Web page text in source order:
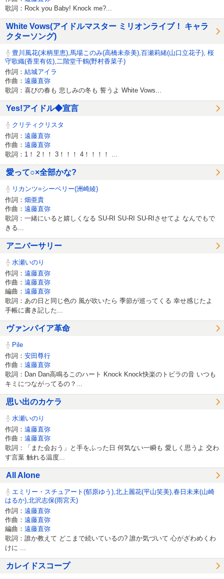
歌詞：Rock you Baby! Knock me?...
White Vows(アイドルマスター ミリオンライブ！ キャラ
クターソング)
豊川風花(末柄里恵),馬場このみ(高橋未奈美),百瀬莉緒(山口立花子), 桜
守歌織(香里有佐),二階堂千鶴(野村香菜子)
作詞： 結城アイラ
作曲： 遠藤直弥
歌詞：喜びの春も 悲しみの冬も 誓うよ White Vows...
Yes!アイドル◆宣言
クリティクリスタ
作詞： 遠藤直弥
作曲： 遠藤直弥
歌詞：1！ 2！！ 3！！！ 4！！！！ ...
愛って○×全部かな?
リカンツ=シーベリー(洲崎綾)
作詞： 畑亜貴
作曲： 遠藤直弥
歌詞：一緒にいると嬉しくなる SU-RI SU-RI SU-RIさせてよ なんでもで
きる...
アニバーサリー
水瀬いのり
作詞： 遠藤直弥
作曲： 遠藤直弥
編曲： 遠藤直弥
歌詞：あの日と同じ色の 風が吹いたら 季節が巡ってくる 幸せ感じたよ
手帳に書き記した...
ヴァンパイア革命
Pile
作詞： 安田尊行
作曲： 遠藤直弥
歌詞：Dan Dan高鳴るこのハート Knock Knock快楽のトビラの音 いつも
キミにつながってるの？...
思い出のカケラ
水瀬いのり
作詞： 遠藤直弥
作曲： 遠藤直弥
歌詞：「また会おう」と手をふった日 何気ない一瞬も 愛しく思うよ 交わ
す言葉 触れる温度...
All Alone
エミリー・スチュアート(郁原ゆう),北上麗花(平山笑美),春日未来(山崎
はるか),北沢志保(雨宮天)
作詞： 遠藤直弥
作曲： 遠藤直弥
編曲： 遠藤直弥
歌詞：誰か教えて どこまで続いているの? 誰か気づいて 心がざわめくわ
けに ...
カレイドスコープ